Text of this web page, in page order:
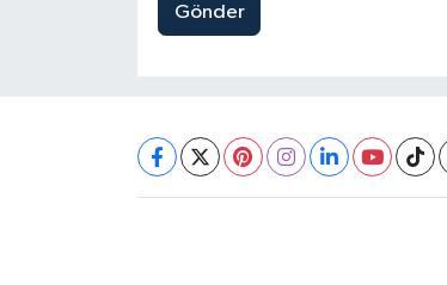
Gönder